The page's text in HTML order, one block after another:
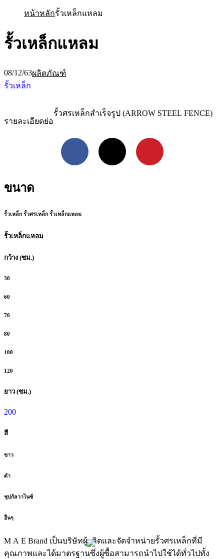
หน้าหลักรั้วเหล็กแหลม
รั้วเหล็กแหลม
08/12/63ผลิตภัณฑ์
รั้วเหล็ก
รายละเอียดย่อ
รั้วศรเหล็กสำเร็จรูป (ARROW STEEL FENCE)
ขนาด
รั้วเหล็ก รั้วศรเหล็ก รั้วเหล็กแหลม
รั้วเหล็กแหลม
กว้าง (ซม.)
30
60
70
80
100
120
ยาว (ซม.)
200
สี
ขาว
ดำ
ชุปกัลวาไนซ์
อื่นๆ
M A E Brand เป็นบริษัทผู้ผลิตและจัดจำหน่ายรั้วศรเหล็กที่มี
คุณภาพและได้มาตรฐานซึ่งผู้ซื้อสามารถนำไปใช้ได้ทั่วไปทั้ง